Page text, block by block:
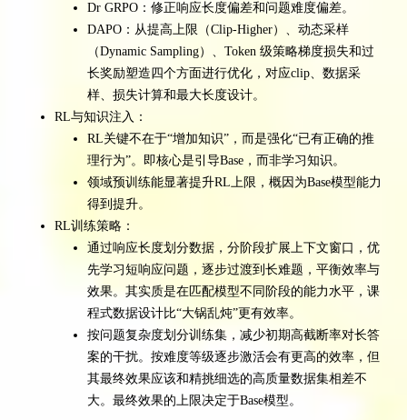
Dr GRPO：修正响应长度偏差和问题难度偏差。
DAPO：从提高上限（Clip-Higher）、动态采样
（Dynamic Sampling）、Token 级策略梯度损失和过
长奖励塑造四个方面进行优化，对应clip、数据采
样、损失计算和最大长度设计。
RL与知识注入：
RL关键不在于“增加知识”，而是强化“已有正确的推
理行为”。即核心是引导Base，而非学习知识。
领域预训练能显著提升RL上限，概因为Base模型能力
得到提升。
RL训练策略：
通过响应长度划分数据，分阶段扩展上下文窗口，优
先学习短响应问题，逐步过渡到长难题，平衡效率与
效果。其实质是在匹配模型不同阶段的能力水平，课
程式数据设计比“大锅乱炖”更有效率。
按问题复杂度划分训练集，减少初期高截断率对长答
案的干扰。按难度等级逐步激活会有更高的效率，但
其最终效果应该和精挑细选的高质量数据集相差不
大。最终效果的上限决定于Base模型。